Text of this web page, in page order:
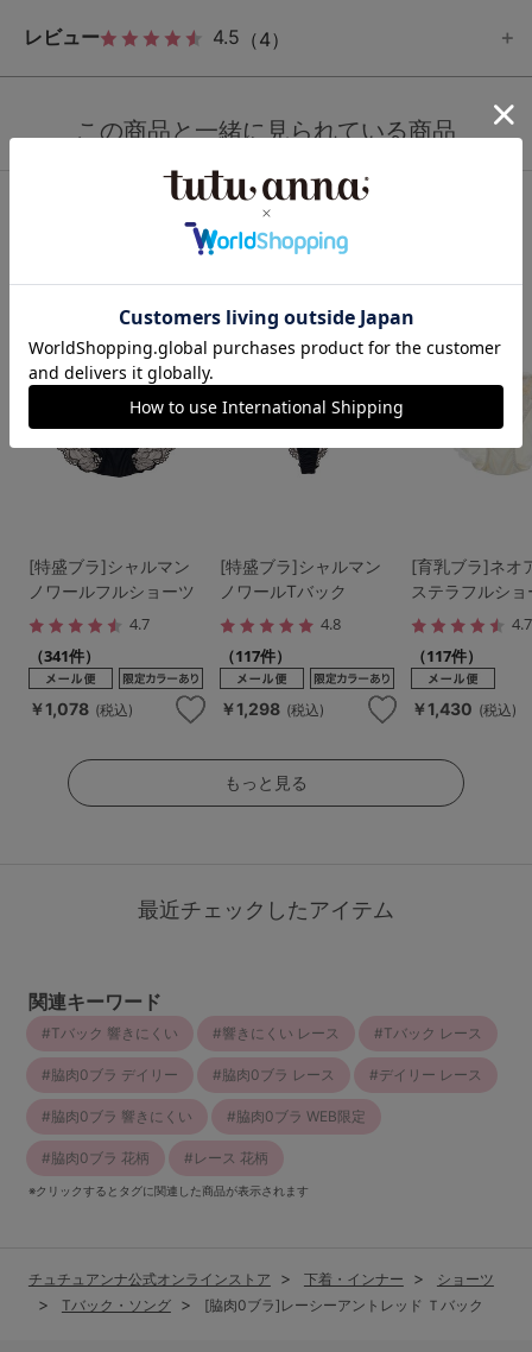
レビュー 4.5 （4）
この商品と一緒に見られている商品
ショーツ人気ランキング
[特盛ブラ]シャルマン
ノワールフルショーツ
4.7
（341件）
￥1,078 (税込)
[特盛ブラ]シャルマン
ノワールTバック
4.8
（117件）
￥1,298 (税込)
[育乳ブラ]ネオ
ステラフルショ
4.7
（117件）
￥1,430 (税込)
もっと見る
最近チェックしたアイテム
関連キーワード
Tバック 響きにくい 響きにくい レース Tバック レース
脇肉0ブラ デイリー 脇肉0ブラ レース デイリー レース
脇肉0ブラ 響きにくい 脇肉0ブラ WEB限定
脇肉0ブラ 花柄 レース 花柄
※クリックするとタグに関連した商品が表示されます
チュチュアンナ公式オンラインストア 下着・インナー
ショーツ
Tバック・ソング
[脇肉0ブラ]レーシーアントレッド Ｔバック